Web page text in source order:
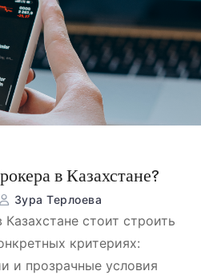
в Казахстане?
Зура Терлоева
стоит строить
критериях:
и прозрачные условия